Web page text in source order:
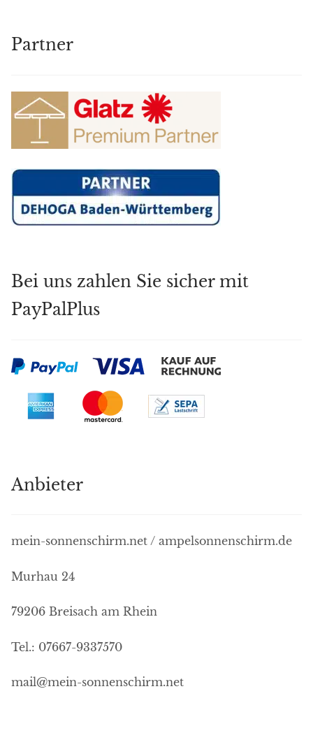
Partner
Bei uns zahlen Sie sicher mit
PayPalPlus
Anbieter
mein-sonnenschirm.net / ampelsonnenschirm.de
Murhau 24
79206 Breisach am Rhein
Tel.: 07667-9337570
mail@mein-sonnenschirm.net